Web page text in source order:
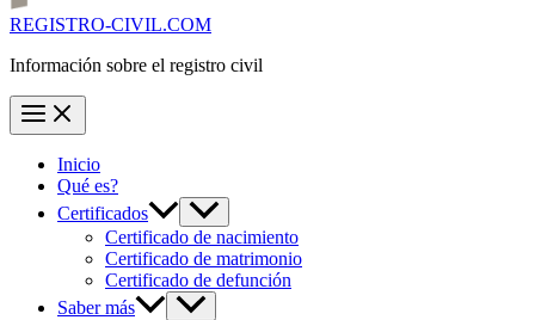
REGISTRO-CIVIL.COM
Información sobre el registro civil
Inicio
Qué es?
Certificados
Certificado de nacimiento
Certificado de matrimonio
Certificado de defunción
Saber más